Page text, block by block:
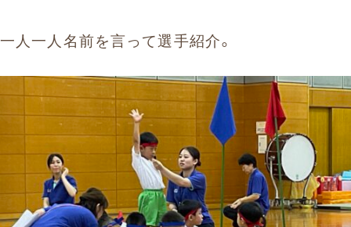
一人一人名前を言って選手紹介。